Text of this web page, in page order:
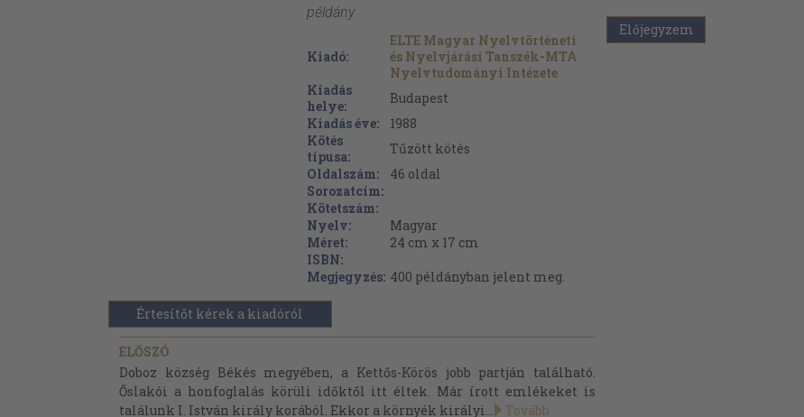
példány
Kiadó:
ELTE Magyar Nyelvtörténeti
és Nyelvjárási Tanszék-MTA
Nyelvtudományi Intézete
Kiadás
helye:
Budapest
Kiadás éve:
1988
Kötés
típusa:
Tűzött kötés
Oldalszám:
46 oldal
Sorozatcím:
Kötetszám:
Nyelv:
Magyar
Méret:
24 cm x 17 cm
ISBN:
Megjegyzés: 400 példányban jelent meg.
Értesítőt kérek a kiadóról
ELŐSZÓ
Doboz község Békés megyében, a Kettős-Körös jobb partján található.
Őslakói a honfoglalás körüli időktől itt éltek. Már írott emlékeket is
találunk I. István király korából. Ekkor a környék királyi...
Tovább
Előjegyzem